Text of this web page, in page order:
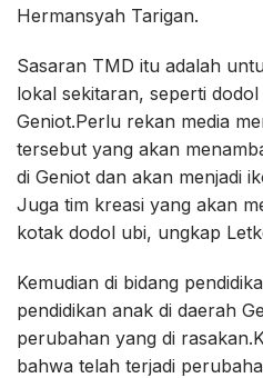
Hermansyah Tarigan.
Sasaran TMD itu adalah
lokal sekitaran, seperti
Geniot.Perlu rekan media
tersebut yang akan
di Geniot dan akan menjadi
Juga tim kreasi yang akan
kotak dodol ubi, ungkap
Kemudian di bidang
pendidikan anak di daerah
perubahan yang di
bahwa telah terjadi